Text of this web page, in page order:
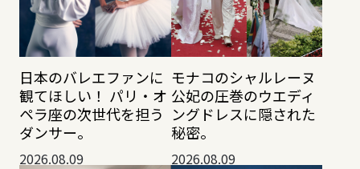
日本のバレエファンに
観てほしい！ パリ・オ
ペラ座の次世代を担う
ダンサー。
2026.08.09
モナコのシャルレーヌ
公妃の圧巻のウエディ
ングドレスに隠された
秘密。
2026.08.09